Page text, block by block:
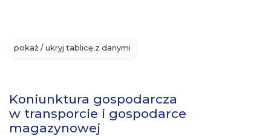
pokaż / ukryj tablicę z danymi
Koniunktura gospodarcza
w transporcie i gospodarce
magazynowej